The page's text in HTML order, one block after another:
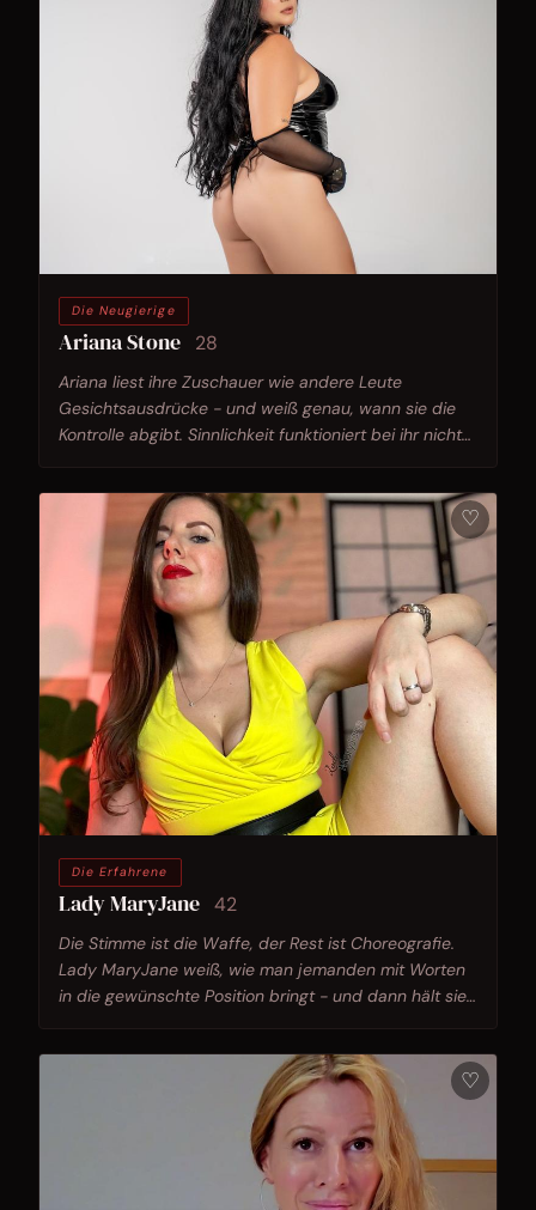
Die Neugierige
Ariana Stone 28
Ariana liest ihre Zuschauer wie andere Leute
Gesichtsausdrücke - und weiß genau, wann sie die
Kontrolle abgibt. Sinnlichkeit funktioniert bei ihr nicht
♡
Die Erfahrene
Lady MaryJane 42
Die Stimme ist die Waffe, der Rest ist Choreografie.
Lady MaryJane weiß, wie man jemanden mit Worten
in die gewünschte Position bringt - und dann hält sie
♡